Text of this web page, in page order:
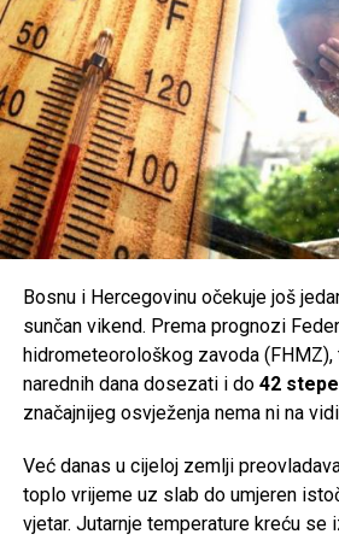
Bosnu i Hercegovinu očekuje još
sunčan vikend. Prema prognozi
hidrometeorološkog zavoda (FHMZ),
narednih dana dosezati i do 42
značajnijeg osvježenja nema ni na
Već danas u cijeloj zemlji
toplo vrijeme uz slab do umjeren
vjetar. Jutarnje temperature kreću se